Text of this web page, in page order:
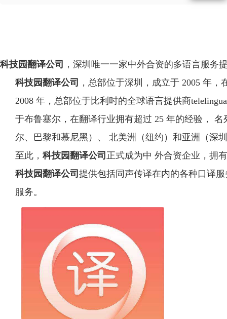
科技园翻译公司
，深圳唯一一家中外合资的多语言服务
科技园翻译公司
，总部位于深圳，成立于 2005 年
2008 年，总部位于比利时的全球语言提供商
于布鲁塞尔，在翻译行业拥有超过 25 年的经验，
尔、巴黎和慕尼黑）、 北美洲（纽约）和亚洲（深
至此， 科技园翻译公司 正式成为中 外合资企业，拥
科技园翻译公司 提供包括同声传译在内的各种口译
服务。